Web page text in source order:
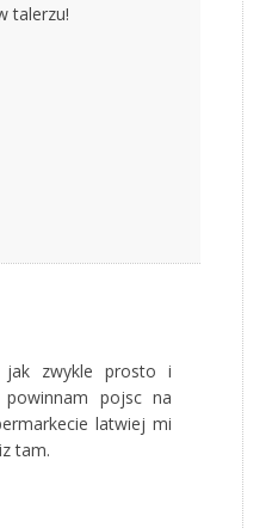
talerzu!
zwykle prosto i
powinnam pojsc na
latwiej mi
tam.